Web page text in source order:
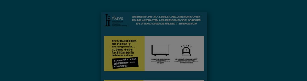
Emergencias
Accesibles:
Recomendaciones
en relación con las
personas con
sordera